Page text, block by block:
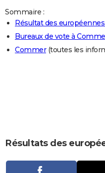
Guides de France
Escapades
Patrimoine
Expositions
Musées
Week-end nature
LIFESTYLE
Art de vivre
Bien-être
Loisirs
Mode
Modes de vie
CARTE DE VOEUX
Carte de Noël
Carte Bonne année
Carte Saint-Valentin
Carte Pâques
Carte d'anniversaire
DICTIONNAIRE
Sommaire :
Résultat des
Bureaux de vote à
Commer(toutes les
Résultats des